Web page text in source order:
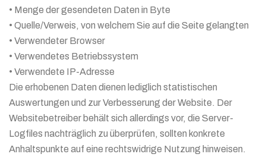
• Menge der gesendeten Daten in Byte
• Quelle/Verweis, von welchem Sie auf die Seite gelangten
• Verwendeter Browser
• Verwendetes Betriebssystem
• Verwendete IP-Adresse
Die erhobenen Daten dienen lediglich statistischen
Auswertungen und zur Verbesserung der Website. Der
Websitebetreiber behält sich allerdings vor, die Server-
Logfiles nachträglich zu überprüfen, sollten konkrete
Anhaltspunkte auf eine rechtswidrige Nutzung hinweisen.